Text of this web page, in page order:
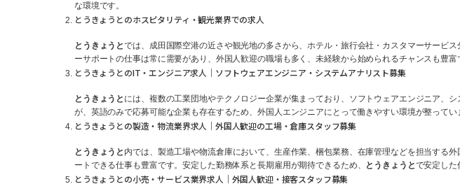
な環境です。
とうきょうとのホスピタリティ・観光業界での求人
とうきょうとでは、成田国際空港の近さや観光地の多さから、ホテル・旅行会社・カスタマーサービ
ーサポートの仕事は常に需要があり、外国人歓迎の職場も多く、未経験から始められるチャンスも豊富
とうきょうとのIT・エンジニア求人｜ソフトウェアエンジニア・システムアナリスト募集
とうきょうと には、複数の工業団地やテクノロジー企業が集まっており、ソフトウェアエンジニア、
が、英語のみで応募可能な企業も存在するため、外国人エンジニアにとって働きやすい環境が整って
とうきょうとの製造・物流業界求人｜外国人歓迎の工場・倉庫スタッフ募集
とうきょうと 内では、製造工場や物流倉庫において、生産作業、梱包業務、在庫管理などを担当する
ートできる仕事も豊富です。安定した勤務体系と長期雇用が期待できるため、
とうきょうとで安定した
とうきょうとの小売・サービス業界求人｜外国人歓迎・接客スタッフ募集